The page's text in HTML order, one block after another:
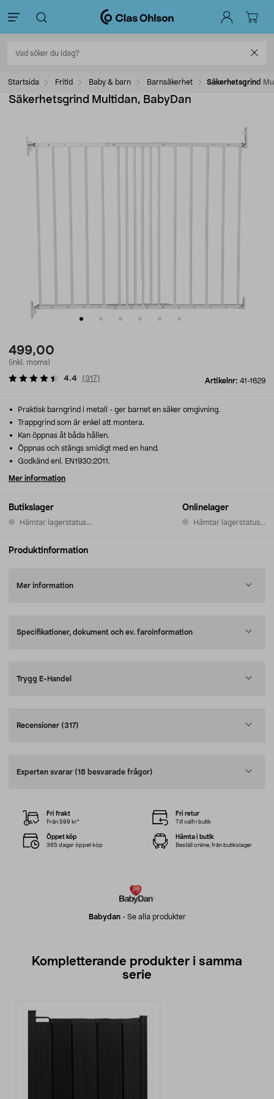
Startsida Fritid Baby & barn Barnsäkerhet Säkerhetsgrind
Säkerhetsgrind Multidan, BabyDan
499,00
(inkl. moms)
Artikelnr: 41-1629
4.4 (317)
Butikslager
Hämtar lagerstatus...
Onlinelager
Hämtar lagerstatus...
Praktisk barngrind i metall - ger barnet en säker omgivning.
Trappgrind som är enkel att montera.
Kan öppnas åt båda hållen.
Öppnas och stängs smidigt med en hand.
Godkänd enl. EN1930:2011.
Mer information
Produktinformation
Mer information
Specifikationer, dokument och ev. faroinformation
Trygg E-Handel
Recensioner (317)
Experten svarar (18 besvarade frågor)
Babydan- Se alla produkter
Fri frakt
Från 599 kr*
Fri retur
Till valfri butik
Öppet köp
365 dagar öppet köp
Hämta i butik
Beställ online, från butikslager
Kompletterande produkter i samma
serie